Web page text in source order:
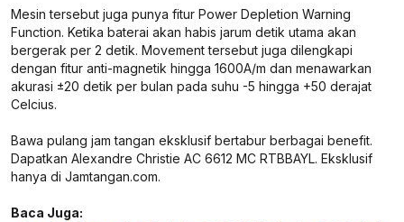
Mesin tersebut juga punya fitur Power Depletion Warning
Function. Ketika baterai akan habis jarum detik utama akan
bergerak per 2 detik. Movement tersebut juga dilengkapi
dengan fitur anti-magnetik hingga 1600A/m dan menawarkan
akurasi ±20 detik per bulan pada suhu -5 hingga +50 derajat
Celcius.
Bawa pulang jam tangan eksklusif bertabur berbagai benefit.
Dapatkan Alexandre Christie AC 6612 MC RTBBAYL. Eksklusif
hanya di Jamtangan.com.
Baca Juga: